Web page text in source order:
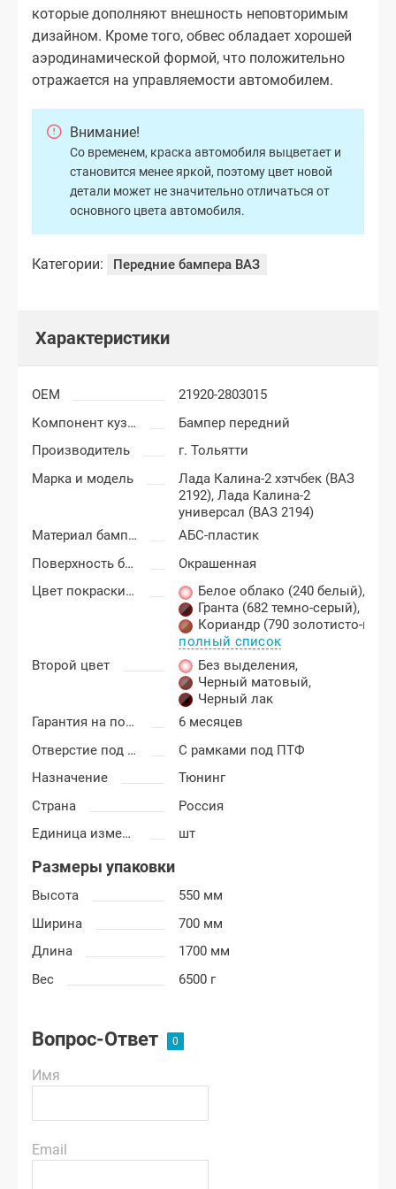
которые дополняют внешность неповторимым
дизайном. Кроме того, обвес обладает хорошей
аэродинамической формой, что положительно
отражается на управляемости автомобилем.
Внимание!
Со временем, краска автомобиля выцветает и
становится менее яркой, поэтому цвет новой
детали может не значительно отличаться от
основного цвета автомобиля.
Категории: Передние бампера ВАЗ
Характеристики
OEM
21920-2803015
Компонент кузова
Бампер передний
Производитель
г. Тольятти
Марка и модель
Лада Калина-2 хэтчбек (ВАЗ
2192),Лада Калина-2
универсал (ВАЗ 2194)
Материал бампера
АБС-пластик
Поверхность бампера
Окрашенная
Цвет покраски Лада Калина-2
Белое облако (240 белый),
Гранта (682 темно-серый),
Кориандр (790 золотисто-
полный список
Второй цвет
Без выделения,
Черный матовый,
Черный лак
Гарантия на покраску
6 месяцев
Отверстие под ПТФ
С рамками под ПТФ
Назначение
Тюнинг
Страна
Россия
Единица измерения
шт
Размеры упаковки
Высота
550 мм
Ширина
700 мм
Длина
1700 мм
Вес
6500 г
Вопрос-Ответ
Имя
Email